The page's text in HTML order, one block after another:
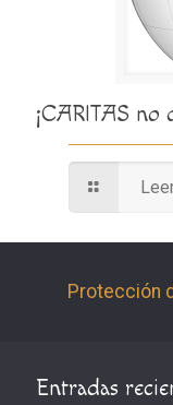
¡CARITAS no
Protección
Entradas